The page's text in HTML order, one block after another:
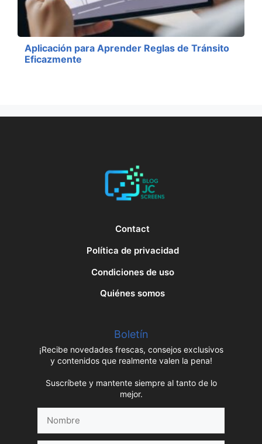
Aplicación para Aprender Reglas de Tránsito
Eficazmente
Contact
Política de privacidad
Condiciones de uso
Quiénes somos
Boletín
¡Recibe novedades frescas, consejos exclusivos
y contenidos que realmente valen la pena!
Suscríbete y mantente siempre al tanto de lo
mejor.